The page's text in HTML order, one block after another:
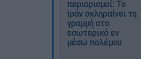
περιορισμοί: Το
Ιράν σκληραίνει τη
γραμμή στο
εσωτερικό εν
μέσω πολέμου